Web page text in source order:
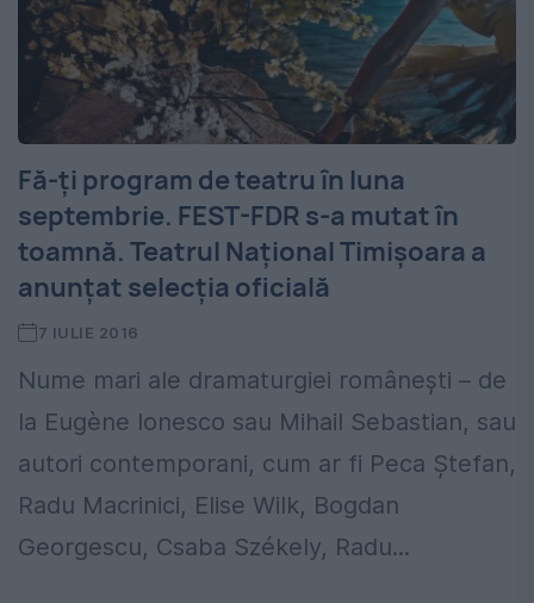
Fă-ți program de teatru în luna
septembrie. FEST-FDR s-a mutat în
toamnă. Teatrul Național Timișoara a
anunțat selecția oficială
7 IULIE 2016
Nume mari ale dramaturgiei românești – de
la Eugène Ionesco sau Mihail Sebastian, sau
autori contemporani, cum ar fi Peca Ștefan,
Radu Macrinici, Elise Wilk, Bogdan
Georgescu, Csaba Székely, Radu...